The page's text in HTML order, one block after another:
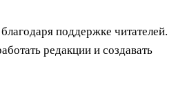
поддержке читателей.
редакции и создавать